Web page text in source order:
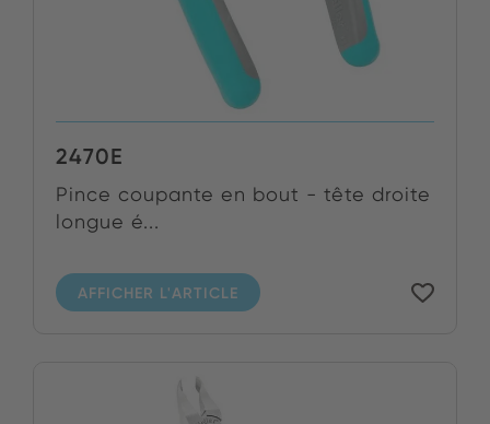
2470E
Pince coupante en bout - tête droite
longue é...
AFFICHER L'ARTICLE